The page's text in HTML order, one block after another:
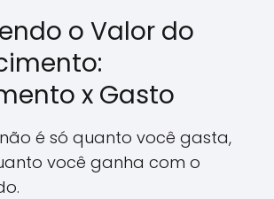
o Valor do
x Gasto
é só quanto você gasta,
você ganha com o